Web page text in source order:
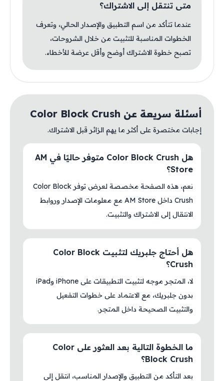
متى تنتقل إلى الاشتراك؟
عندما تتأكد من اسم التطبيق والإصدار الحالي، وتعرف
الخطوات المناسبة للتثبيت من خلال الشروحات،
تصبح خطوة الاشتراك أوضح وأقل عرضة للأخطاء.
أسئلة سريعة عن Color Block Crush
إجابات مختصرة على أكثر ما يهم الزائر قبل الاشتراك.
هل Color Block Crush متوفر حاليًا في AM
Store؟
نعم، هذه الصفحة مخصصة لعرض توفر Color Block
Crush داخل AM Store مع معلومات الإصدار وروابط
الانتقال إلى الاشتراك والتثبيت.
هل أحتاج جلبريك لتثبيت Color Block
Crush؟
لا، المتجر موجه لتثبيت التطبيقات على iPhone وiPad
بدون جلبريك، مع الاعتماد على خطوات التفعيل
والتثبيت الصحيحة داخل المتجر.
ما الخطوة التالية بعد العثور على Color
Block Crush؟
بعد التأكد من التطبيق والإصدار المناسب، انتقل إلى